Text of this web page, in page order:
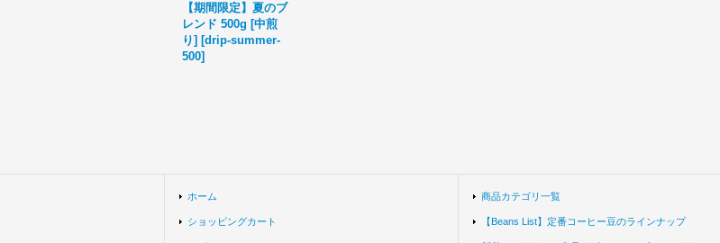
【期間限定】夏のブ
レンド 500g [中煎
り] [drip-summer-
500]
ホーム
ショッピングカート
商品カテゴリ一覧
【Beans List】定番コーヒー豆のラインナップ